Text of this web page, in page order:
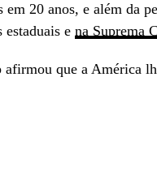
em 20 anos, e além da
estaduais e na Suprema
que a América